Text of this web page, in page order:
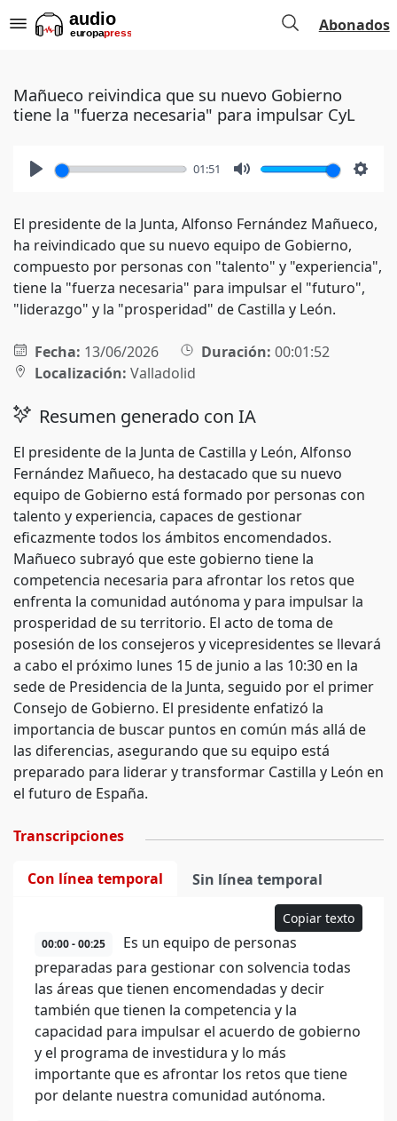
Abonados
Mañueco reivindica que su nuevo Gobierno
tiene la "fuerza necesaria" para impulsar CyL
01:51
El presidente de la Junta, Alfonso Fernández Mañueco,
ha reivindicado que su nuevo equipo de Gobierno,
compuesto por personas con "talento" y "experiencia",
tiene la "fuerza necesaria" para impulsar el "futuro",
"liderazgo" y la "prosperidad" de Castilla y León.
Fecha: 13/06/2026 Duración: 00:01:52
Localización: Valladolid
Resumen generado con IA
El presidente de la Junta de Castilla y León, Alfonso
Fernández Mañueco, ha destacado que su nuevo
equipo de Gobierno está formado por personas con
talento y experiencia, capaces de gestionar
eficazmente todos los ámbitos encomendados.
Mañueco subrayó que este gobierno tiene la
competencia necesaria para afrontar los retos que
enfrenta la comunidad autónoma y para impulsar la
prosperidad de su territorio. El acto de toma de
posesión de los consejeros y vicepresidentes se llevará
a cabo el próximo lunes 15 de junio a las 10:30 en la
sede de Presidencia de la Junta, seguido por el primer
Consejo de Gobierno. El presidente enfatizó la
importancia de buscar puntos en común más allá de
las diferencias, asegurando que su equipo está
preparado para liderar y transformar Castilla y León en
el futuro de España.
Transcripciones
Con línea temporal Sin línea temporal
Copiar texto
00:00 - 00:25
Es un equipo de personas
preparadas para gestionar con solvencia todas
las áreas que tienen encomendadas y decir
también que tienen la competencia y la
capacidad para impulsar el acuerdo de gobierno
y el programa de investidura y lo más
importante que es afrontar los retos que tiene
por delante nuestra comunidad autónoma.